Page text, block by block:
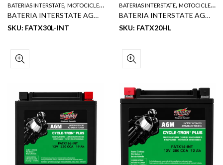
BATERIAS INTERSTATE, MOTOCICLETA
BATERIA INTERSTATE AGM DE MOTOCICLETA NET 12V 30 AH 385 CCA
SKU: FATX30L-INT
BATERIAS INTERSTATE, MOTOCICLETA
BATERIA INTERSTATE AGM DE MOTOCICLETA 12V 310 CCA 20AH
SKU: FATX20HL